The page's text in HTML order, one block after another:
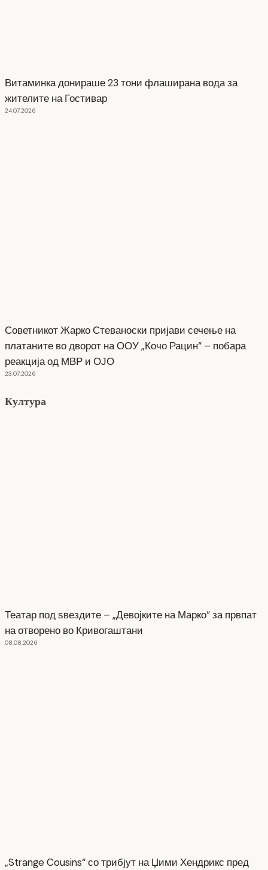
Витаминка донираше 23 тони флаширана вода за
жителите на Гостивар
24.07.2026
Советникот Жарко Стеваноски пријави сечење на
платаните во дворот на ООУ „Кочо Рацин“ – побара
реакција од МВР и ОЈО
23.07.2026
Култура
Театар под ѕвездите – „Девојките на Марко“ за првпат
на отворено во Кривогаштани
08.08.2026
„Strange Cousins“ со трибјут на Џими Хендрикс пред